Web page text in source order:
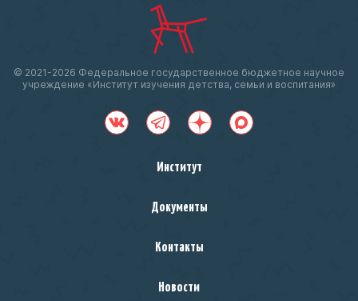
© 2021-2026 Федеральное государственное бюджетное научное
учреждение «Институт изучения детства, семьи и воспитания»
Институт
Документы
Контакты
Новости